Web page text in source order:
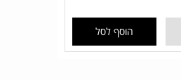
הוסף לסל